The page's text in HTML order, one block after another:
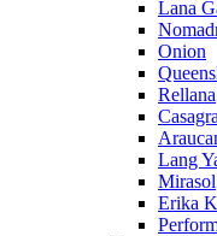
Lana
Onion
Rellana
Lang
Mirasol
Erika